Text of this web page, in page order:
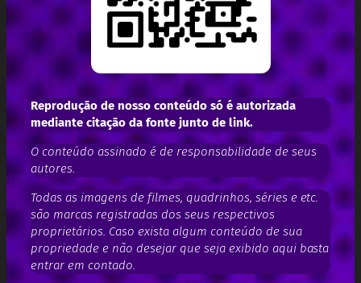
Reprodução de nosso conteúdo só é autorizada
mediante citação da fonte junto de link.
O conteúdo assinado é de responsabilidade de seus
autores.
Todas as imagens de filmes, quadrinhos, séries e etc.
são marcas registradas dos seus respectivos
proprietários. Caso exista algum conteúdo de sua
propriedade e não desejar que seja exibido aqui basta
entrar em contado.